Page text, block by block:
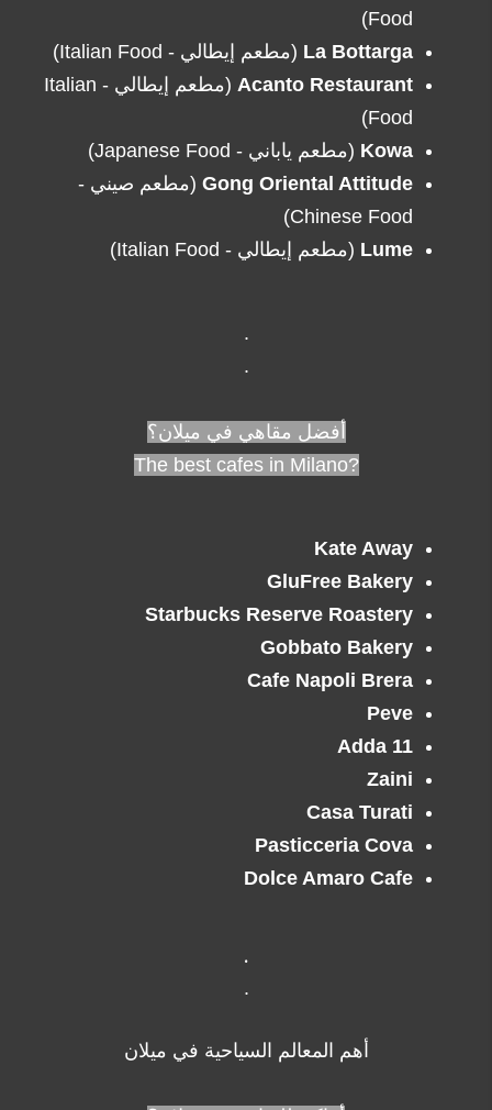
Food)
La Bottarga (مطعم إيطالي - Italian Foo d)
Acanto Restaurant
(مطعم إيطالي - Italian
Food)
Kowa (مطعم ياباني - Japanese Food)
Gong Oriental Attitude (مطعم صيني -
Chinese Food)
Lume (مطعم إيطالي - Italian Foo d)
.
.
أفضل مقاهي في ميلان؟
?The best cafes in
Milano
Kate Away
GluFree Bakery
Starbucks Reserve Roastery
Gobbato Bakery
Cafe Napoli Brera
Peve
Adda 11
Zaini
Casa Turati
Pasticceria Cova
Dolce Amaro Cafe
.
.
أهم المعالم السياحية في ميلان